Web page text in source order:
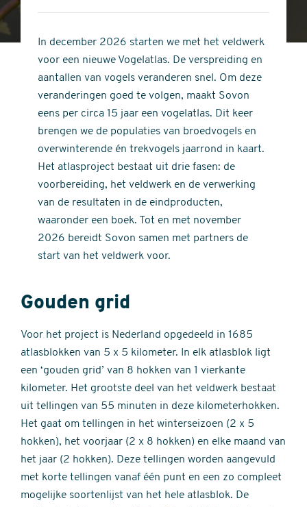
stars
of
stars
In december 2026 starten we met het veldwerk
voor een nieuwe Vogelatlas. De verspreiding en
aantallen van vogels veranderen snel. Om deze
veranderingen goed te volgen, maakt Sovon
eens per circa 15 jaar een vogelatlas. Dit keer
brengen we de populaties van broedvogels en
overwinterende én trekvogels jaarrond in kaart.
Het atlasproject bestaat uit drie fasen: de
voorbereiding, het veldwerk en de verwerking
van de resultaten in de eindproducten,
waaronder een boek. Tot en met november
2026 bereidt Sovon samen met partners de
start van het veldwerk voor.
Gouden grid
Voor het project is Nederland opgedeeld in 1685
atlasblokken van 5 x 5 kilometer. In elk atlasblok ligt
een ‘gouden grid’ van 8 hokken van 1 vierkante
kilometer. Het grootste deel van het veldwerk bestaat
uit tellingen van 55 minuten in deze kilometerhokken.
Het gaat om tellingen in het winterseizoen (2 x 5
hokken), het voorjaar (2 x 8 hokken) en elke maand van
het jaar (2 hokken). Deze tellingen worden aangevuld
met korte tellingen vanaf één punt en een zo compleet
mogelijke soortenlijst van het hele atlasblok. De